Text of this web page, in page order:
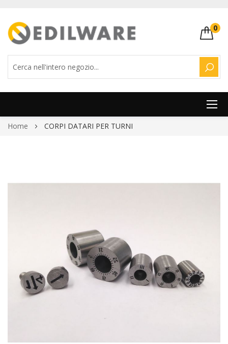
0
Salta
Home CORPI DATARI PER TURNI
fine